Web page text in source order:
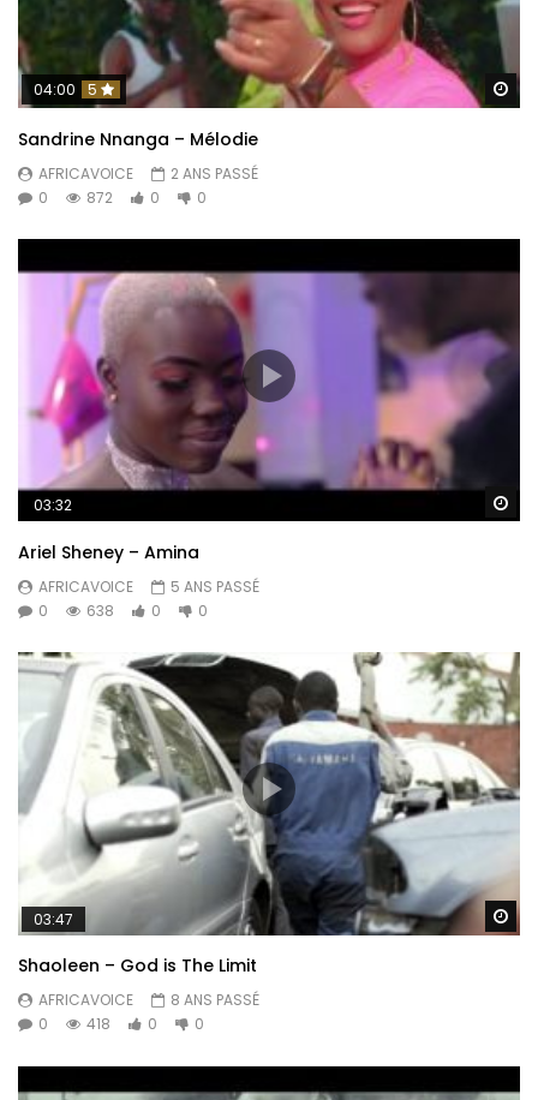
04:00 5
Sandrine Nnanga – Mélodie
AFRICAVOICE
2 ANS PASSÉ
0
872 0 0
03:32
Ariel Sheney – Amina
AFRICAVOICE
5 ANS PASSÉ
0
638 0 0
03:47
Shaoleen – God is The Limit
AFRICAVOICE
8 ANS PASSÉ
0
418 0 0